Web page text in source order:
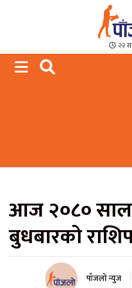
Paajalo
We are२२
आज २०८० साल
बुधबारको
पाँजलो न्युज